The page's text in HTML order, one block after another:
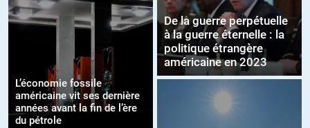
L’économie fossile
américaine vit ses dernière
années avant la fin de l’ère
du pétrole
De la guerre perpétuelle
à la guerre éternelle : la
politique étrangère
américaine en 2023